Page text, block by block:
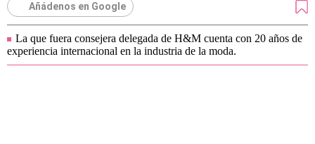
Añádenos en Google
La que fuera consejera delegada de H&M cuenta con 20 años de
experiencia internacional en la industria de la moda.